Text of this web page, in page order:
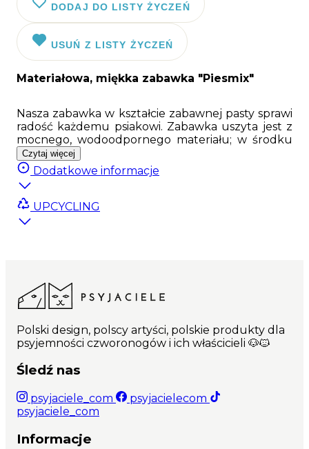
DODAJ DO LISTY ŻYCZEŃ
USUŃ Z LISTY ŻYCZEŃ
Materiałowa, miękka zabawka "Piesmix"
Nasza zabawka w kształcie zabawnej pasty sprawi
radość każdemu psiakowi. Zabawka uszyta jest z
mocnego, wodoodpornego materiału; w środku
wypełniona została miękką owatą. Ciekawy wzór
zaprojektowany przez wspaniałą ilustratorkę
Adelę Madej sprawi, że każdy pupil będzie
zadowolony z takiego prezentu
Zabawka została wykonana w Polsce, z najwyższej
jakości polskich materiałów gwarantujących
Najważniejsze cechy produktu: Wysokiej jakości,
wodoodporny materiał; Oryginalny wzór,
prania; Miękkie wypełnienie
Czytaj więcej
Dodatkowe informacje
UPCYCLING
Polski design, polscy artyści, polskie produkty dla
psyjemności czworonogów i ich właścicieli 🐶🐱
Śledź nas
psyjaciele_com
psyjacielecom
psyjaciele_com
Informacje